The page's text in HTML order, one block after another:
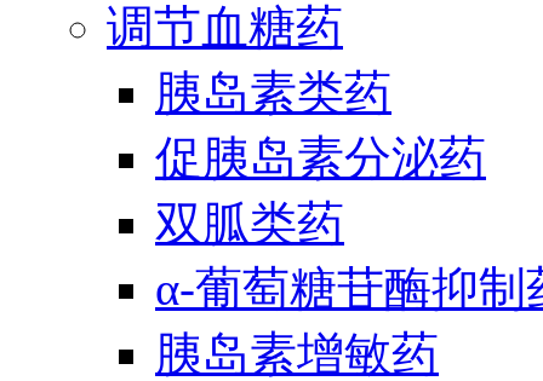
调节血糖药
胰岛素类药
促胰岛素分泌药
双胍类药
α-葡萄糖苷酶抑制
胰岛素增敏药